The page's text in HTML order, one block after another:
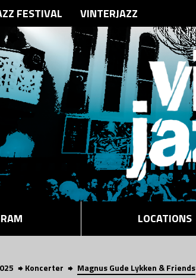
FESTIVAL VINTERJAZZ
LOCATIONS
Koncerter Magnus Gude Lykken & Friends